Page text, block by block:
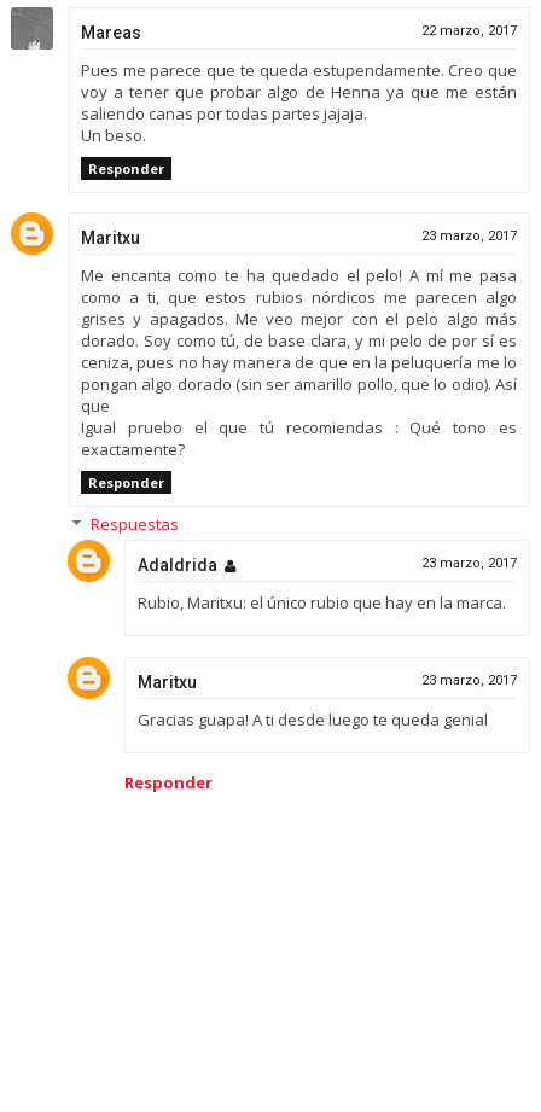
Mareas 22 marzo, 2017
Pues me parece que te queda estupendamente. Creo que
voy a tener que probar algo de Henna ya que me están
saliendo canas por todas partes jajaja.
Un beso.
Responder
Maritxu 23 marzo, 2017
Me encanta como te ha quedado el pelo! A mí me pasa
como a ti, que estos rubios nórdicos me parecen algo
grises y apagados. Me veo mejor con el pelo algo más
dorado. Soy como tú, de base clara, y mi pelo de por sí es
ceniza, pues no hay manera de que en la peluquería me lo
pongan algo dorado (sin ser amarillo pollo, que lo odio). Así
que
Igual pruebo el que tú recomiendas : Qué tono es
exactamente?
Responder
Respuestas
Adaldrida 23 marzo, 2017
Rubio, Maritxu: el único rubio que hay en la marca.
Maritxu 23 marzo, 2017
Gracias guapa! A ti desde luego te queda genial
Responder